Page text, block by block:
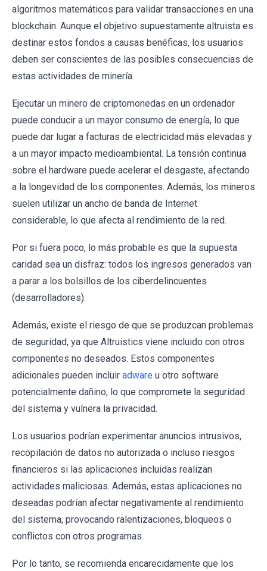
algoritmos matemáticos para validar transacciones en una
blockchain. Aunque el objetivo supuestamente altruista es
destinar estos fondos a causas benéficas, los usuarios
deben ser conscientes de las posibles consecuencias de
estas actividades de minería.
Ejecutar un minero de criptomonedas en un ordenador
puede conducir a un mayor consumo de energía, lo que
puede dar lugar a facturas de electricidad más elevadas y
a un mayor impacto medioambiental. La tensión continua
sobre el hardware puede acelerar el desgaste, afectando
a la longevidad de los componentes. Además, los mineros
suelen utilizar un ancho de banda de Internet
considerable, lo que afecta al rendimiento de la red.
Por si fuera poco, lo más probable es que la supuesta
caridad sea un disfraz: todos los ingresos generados van
a parar a los bolsillos de los ciberdelincuentes
(desarrolladores).
Además, existe el riesgo de que se produzcan problemas
de seguridad, ya que Altruistics viene incluido con otros
componentes no deseados. Estos componentes
adicionales pueden incluir adware u otro software
potencialmente dañino, lo que compromete la seguridad
del sistema y vulnera la privacidad.
Los usuarios podrían experimentar anuncios intrusivos,
recopilación de datos no autorizada o incluso riesgos
financieros si las aplicaciones incluidas realizan
actividades maliciosas. Además, estas aplicaciones no
deseadas podrían afectar negativamente al rendimiento
del sistema, provocando ralentizaciones, bloqueos o
conflictos con otros programas.
Por lo tanto, se recomienda encarecidamente que los